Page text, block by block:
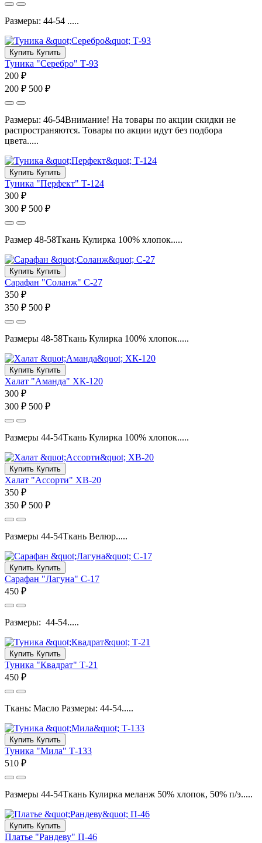
Размеры: 44-54 .....
Купить Купить
Туника "Серебро" Т-93
200 ₽
200 ₽ 500 ₽
Размеры: 46-54Внимание! На товары по акции скидки не
распространяются. Товары по акции идут без подбора
цвета.....
Купить Купить
Туника "Перфект" Т-124
300 ₽
300 ₽ 500 ₽
Размер 48-58Ткань Кулирка 100% хлопок.....
Купить Купить
Сарафан "Соланж" С-27
350 ₽
350 ₽ 500 ₽
Размеры 48-58Ткань Кулирка 100% хлопок.....
Купить Купить
Халат "Аманда" ХК-120
300 ₽
300 ₽ 500 ₽
Размеры 44-54Ткань Кулирка 100% хлопок.....
Купить Купить
Халат "Ассорти" ХВ-20
350 ₽
350 ₽ 500 ₽
Размеры 44-54Ткань Велюр.....
Купить Купить
Сарафан "Лагуна" С-17
450 ₽
Размеры: 44-54.....
Купить Купить
Туника "Квадрат" Т-21
450 ₽
Ткань: Масло Размеры: 44-54.....
Купить Купить
Туника "Мила" Т-133
510 ₽
Размеры 44-54Ткань Кулирка меланж 50% хлопок, 50% п/э.....
Купить Купить
Платье "Рандеву" П-46